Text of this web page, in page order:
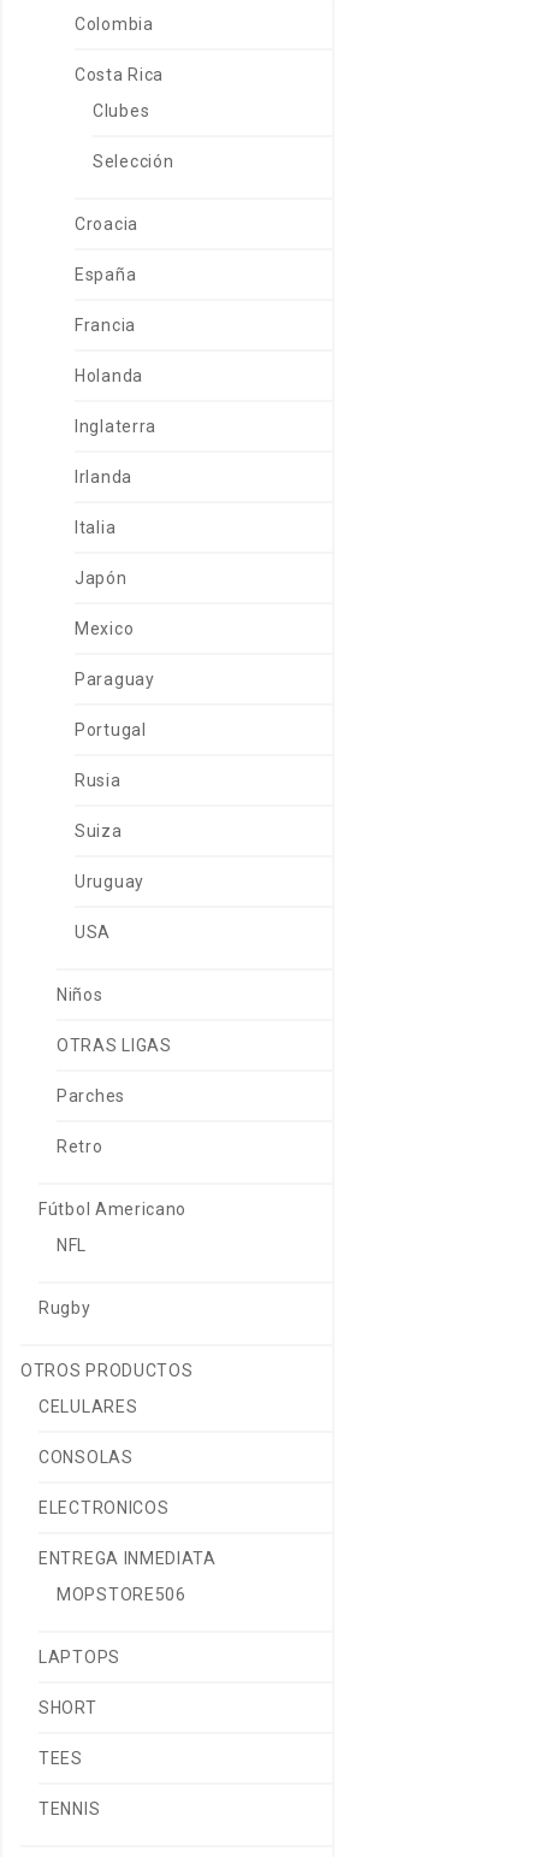
Colombia
Costa Rica
Clubes
Selección
Croacia
España
Francia
Holanda
Inglaterra
Irlanda
Italia
Japón
Mexico
Paraguay
Portugal
Rusia
Suiza
Uruguay
USA
Niños
OTRAS LIGAS
Parches
Retro
Fútbol Americano
NFL
Rugby
OTROS PRODUCTOS
CELULARES
CONSOLAS
ELECTRONICOS
ENTREGA INMEDIATA
MOPSTORE506
LAPTOPS
SHORT
TEES
TENNIS